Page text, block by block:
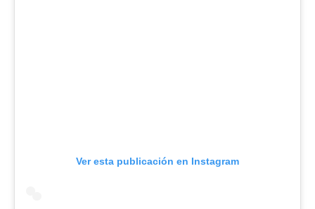
Ver esta publicación en Instagram